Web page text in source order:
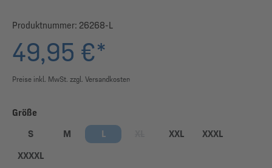
Produktnummer: 26268-L
49,95 €*
Preise inkl. MwSt. zzgl. Versandkosten
Größe
S
M L XXL
XXXL
XXXXL